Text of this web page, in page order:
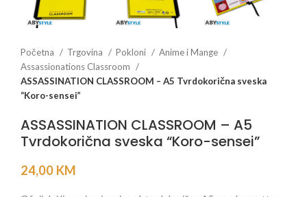
Početna Trgovina Pokloni
Anime i Mange
Assassionations Classroom
ASSASSINATION CLASSROOM – A5 Tvrdokorična sveska
“Koro-sensei”
ASSASSINATION CLASSROOM – A5
Tvrdokorična sveska “Koro-sensei”
24,00 KM